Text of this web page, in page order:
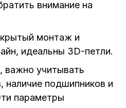
внимание на
монтаж и
идеальны 3D-петли.
важно учитывать
наличие подшипников и
параметры